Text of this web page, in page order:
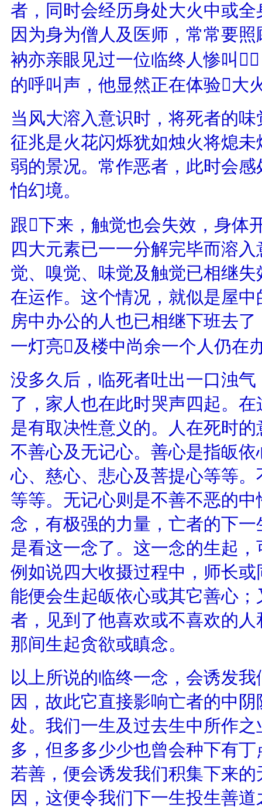
者，同时会经历身处大火中或
因为身为僧人及医师，常常要
衲亦亲眼见过一位临终人惨叫
的呼叫声，他显然正在体验大
当风大溶入意识时，将死者的
征兆是火花闪烁犹如烛火将熄
弱的景况。常作恶者，此时会
怕幻境。
跟下来，触觉也会失效，身体
四大元素已一一分解完毕而溶
觉、嗅觉、味觉及触觉已相继
在运作。这个情况，就似是屋
房中办公的人也已相继下班去
一灯亮及楼中尚余一个人仍在
没多久后，临死者吐出一口浊
了，家人也在此时哭声四起。
是有取决性意义的。人在死时
不善心及无记心。善心是指皈
心、慈心、悲心及菩提心等等
等等。无记心则是不善不恶的
念，有极强的力量，亡者的下
是看这一念了。这一念的生起
例如说四大收摄过程中，师长
能便会生起皈依心或其它善心
者，见到了他喜欢或不喜欢的
那间生起贪欲或瞋念。
以上所说的临终一念，会诱发
因，故此它直接影响亡者的中
处。我们一生及过去生中所作
多，但多多少少也曾会种下有
若善，便会诱发我们积集下来
因，这便令我们下一生投生善